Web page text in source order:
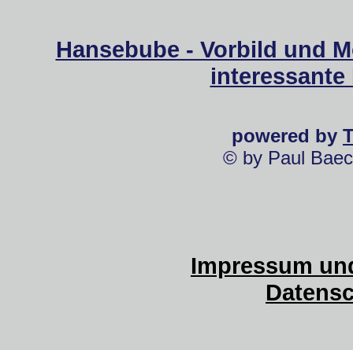
Hansebube - Vorbild und
powered by
© by Paul
Impressum